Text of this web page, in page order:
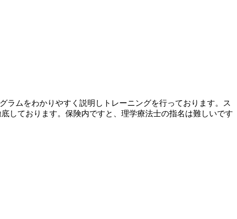
ラムをわかりやすく説明しトレーニングを行っております。ス
しております。保険内ですと、理学療法士の指名は難しいです